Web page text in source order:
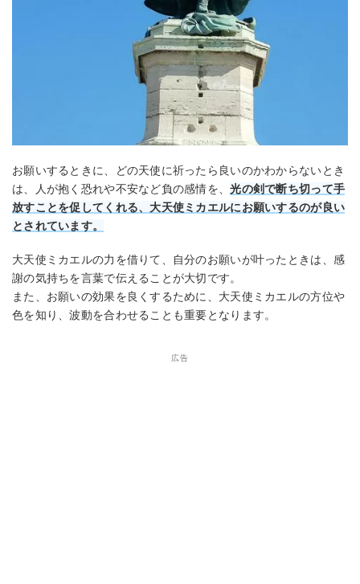
お願いするときに、どの天使に祈ったら良いのかわからないとき
は、人が抱く恐れや不安など負の感情を、光の剣で断ち切って手
放すことを促してくれる、大天使ミカエルにお願いするのが良い
とされています。
大天使ミカエルの力を借りて、自分のお願いが叶ったときは、感
謝の気持ちを言葉で伝えることが大切です。
また、お願いの効果を良くするために、大天使ミカエルの方位や
色を知り、波動を合わせることも重要となります。
広告